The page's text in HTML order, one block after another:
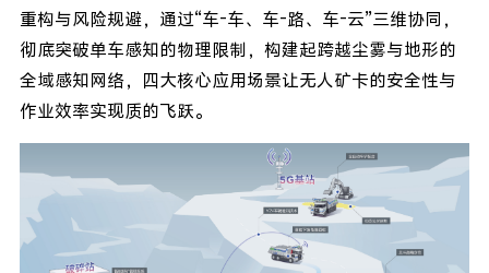
重构与风险规避， 通过“车-车、车-路、车-云”三维协同，
彻底突破单车感知的物理限制，构建起跨越尘雾与地形的
全域感知网络，四大核心应用场景让无人矿卡的安全性与
作业效率实现质的飞跃。